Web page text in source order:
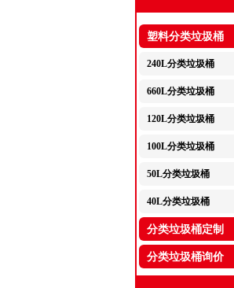
塑料分类垃圾桶
240L分类垃圾桶
660L分类垃圾桶
120L分类垃圾桶
100L分类垃圾桶
50L分类垃圾桶
40L分类垃圾桶
分类垃圾桶定制
分类垃圾桶询价